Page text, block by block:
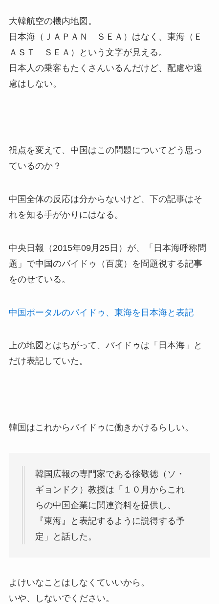
大韓航空の機内地図。
日本海（ＪＡＰＡＮ ＳＥＡ）はなく、東海（Ｅ
ＡＳＴ ＳＥＡ）という文字が見える。
日本人の乗客もたくさんいるんだけど、配慮や遠
慮はしない。
視点を変えて、中国はこの問題についてどう思っ
ているのか？
中国全体の反応は分からないけど、下の記事はそ
れを知る手がかりにはなる。
中央日報（2015年09月25日）が、「日本海呼称問
題」で中国のバイドゥ（百度）を問題視する記事
をのせている。
中国ポータルのバイドゥ、東海を日本海と表記
上の地図とはちがって、バイドゥは「日本海」と
だけ表記していた。
韓国はこれからバイドゥに働きかけるらしい。
韓国広報の専門家である徐敬徳（ソ・
ギョンドク）教授は「１０月からこれ
らの中国企業に関連資料を提供し、
『東海』と表記するように説得する予
定」と話した。
よけいなことはしなくていいから。
いや、しないでください。